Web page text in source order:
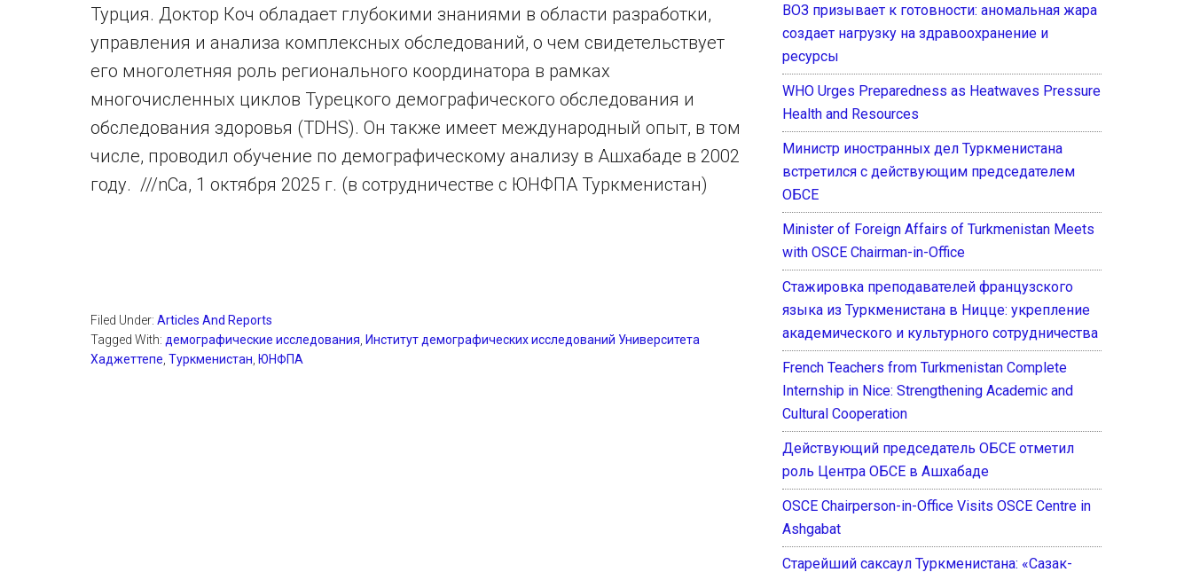
Турция. Доктор Коч обладает глубокими знаниями в области разработки,
управления и анализа комплексных обследований, о чем свидетельствует
его многолетняя роль регионального координатора в рамках
многочисленных циклов Турецкого демографического обследования и
обследования здоровья (TDHS). Он также имеет международный опыт, в том
числе, проводил обучение по демографическому анализу в Ашхабаде в 2002
году. ///nCa, 1 октября 2025 г. (в сотрудничестве с ЮНФПА Туркменистан)
Filed Under: Articles And Reports
Tagged With: демографические исследования Институт демографических исследований Университета
Хаджеттепе Туркменистан ЮНФПА
ВОЗ призывает к готовности: аномальная жара
создает нагрузку на здравоохранение и
ресурсы
WHO Urges Preparedness as Heatwaves Pressure
Health and Resources
Министр иностранных дел Туркменистана
встретился с действующим председателем
ОБСЕ
Minister of Foreign Affairs of Turkmenistan Meets
with OSCE Chairman-in-Office
Стажировка преподавателей французского
языка из Туркменистана в Ницце: укрепление
академического и культурного сотрудничества
French Teachers from Turkmenistan Complete
Internship in Nice: Strengthening Academic and
Cultural Cooperation
Действующий председатель ОБСЕ отметил
роль Центра ОБСЕ в Ашхабаде
OSCE Chairperson-in-Office Visits OSCE Centre in
Ashgabat
Старейший саксаул Туркменистана: «Сазак-